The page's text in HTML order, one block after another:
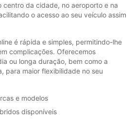
centro da cidade, no aeroporto e na
o acesso ao seu veículo assim
é rápida e simples, permitindo-lhe
complicações. Oferecemos
ou longa duração, bem como a
para maior flexibilidade no seu
e modelos
disponíveis